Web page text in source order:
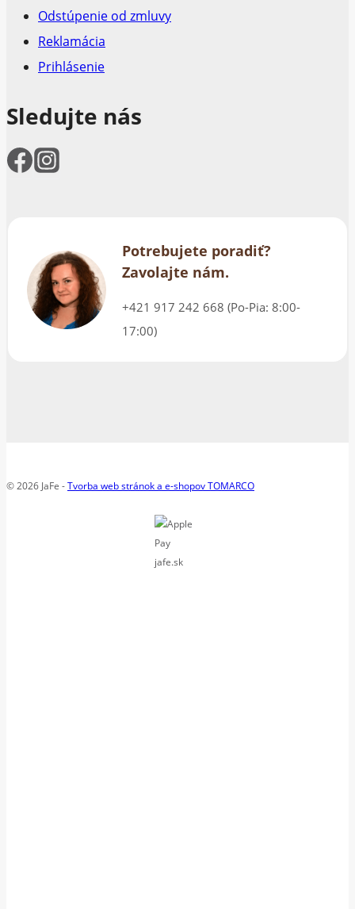
Odstúpenie od zmluvy
Reklamácia
Prihlásenie
Sledujte nás
Potrebujete poradiť?
Zavolajte nám.
+421 917 242 668 (Po-Pia: 8:00-
17:00)
© 2026 JaFe -Tvorba web stránok a e-shopov TOMARCO